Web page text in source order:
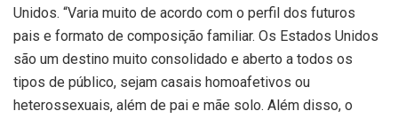
Unidos. “Varia muito de acordo com o perfil dos futuros
pais e formato de composição familiar. Os Estados Unidos
são um destino muito consolidado e aberto a todos os
tipos de público, sejam casais homoafetivos ou
heterossexuais, além de pai e mãe solo. Além disso, o